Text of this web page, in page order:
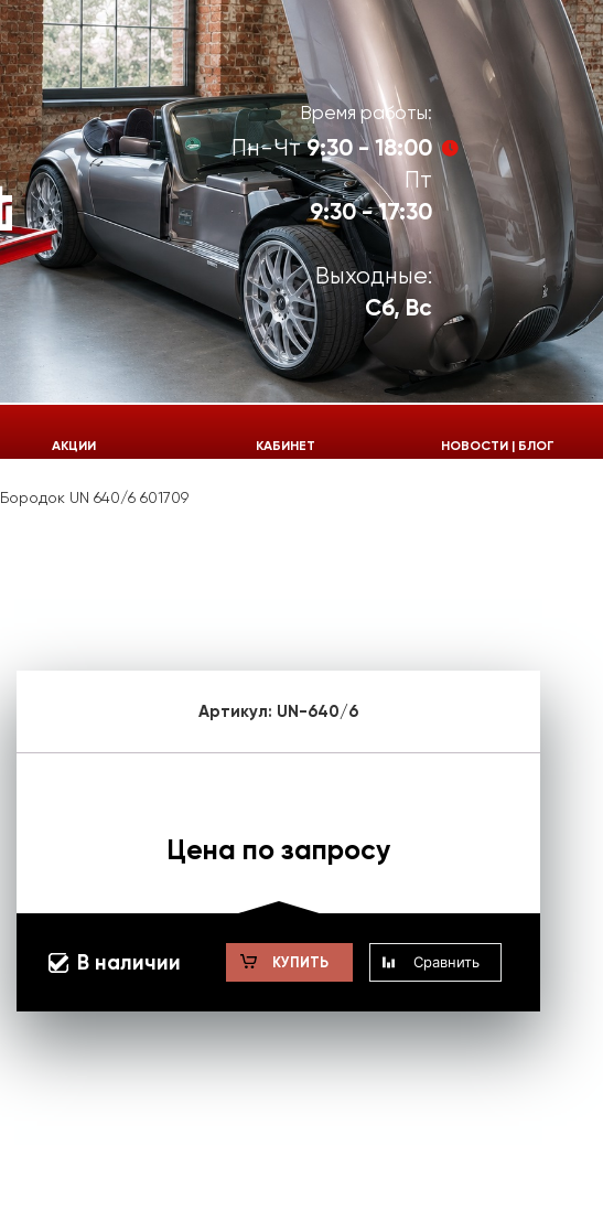
Время работы:
Пн-Чт9:30 - 18:00
Пт
9:30 - 17:30
Выходные:
Сб, Вс
924-55-33
АКЦИИ КАБИНЕТ НОВОСТИ | БЛОГ
Бородок UN 640/6 601709
Артикул: UN-640/6
Цена по запросу
В наличии КУПИТЬ Сравнить